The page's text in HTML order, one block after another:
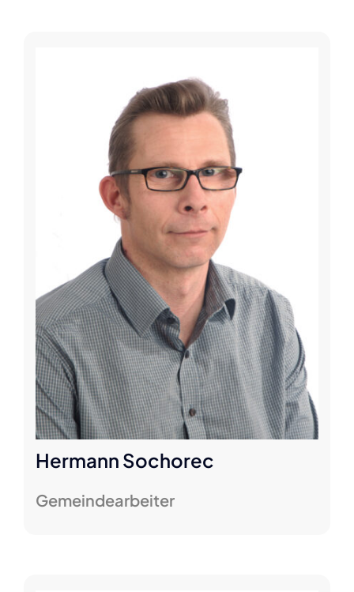
Hermann Sochorec
Gemeindearbeiter